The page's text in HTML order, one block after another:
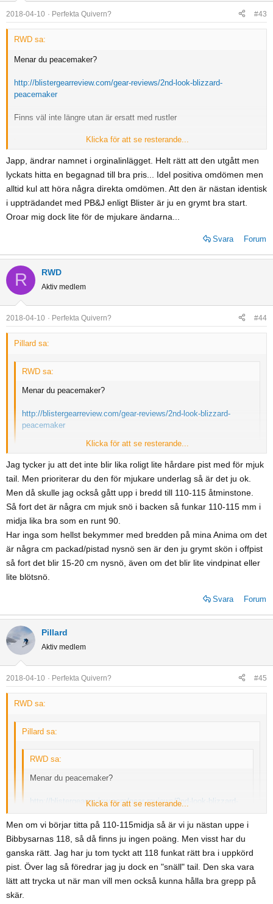
2018-04-10 Perfekta Quivern? #43
RWD sa:
Menar du peacemaker?
http://blistergearreview.com/gear-reviews/2nd-look-blizzard-
peacemaker
Finns väl inte längre utan är ersatt med rustler
Pillard sa:
Vad tror ni, Blizzard Peacekeeper som alltiallo med Bibbyn kvar
som komplement om det vankas rejäla dump och på sikt kanske
en pistskida för svenska förhållanden? Nån som provat
Peacekeepern?
Klicka för att se resterande...
Klicka för att se resterande...
Japp, ändrar namnet i orginalinlägget. Helt rätt att den utgått men
lyckats hitta en begagnad till bra pris... Idel positiva omdömen men
alltid kul att höra några direkta omdömen. Att den är nästan identisk
i uppträdandet med PB&J enligt Blister är ju en grymt bra start.
Oroar mig dock lite för de mjukare ändarna...
Svara Forum
R RWD
Aktiv medlem
2018-04-10 Perfekta Quivern? #44
Pillard sa:
RWD sa:
Menar du peacemaker?
http://blistergearreview.com/gear-reviews/2nd-look-blizzard-
peacemaker
Finns väl inte längre utan är ersatt med rustler
Pillard sa:
Vad tror ni, Blizzard Peacekeeper som alltiallo med Bibbyn
kvar som komplement om det vankas rejäla dump och på
sikt kanske en pistskida för svenska förhållanden? Nån som
provat Peacekeepern?Klicka för att se resterande...
Klicka för att se resterande...
Japp, ändrar namnet i orginalinlägget. Helt rätt att den utgått men
lyckats hitta en begagnad till bra pris... Idel positiva omdömen men
alltid kul att höra några direkta omdömen. Att den är nästan identisk i
uppträdandet med PB&J enligt Blister är ju en grymt bra start. Oroar
mig dock lite för de mjukare ändarna...
Klicka för att se resterande...
Jag tycker ju att det inte blir lika roligt lite hårdare pist med för mjuk
tail. Men prioriterar du den för mjukare underlag så är det ju ok.
Men då skulle jag också gått upp i bredd till 110-115 åtminstone.
Så fort det är några cm mjuk snö i backen så funkar 110-115 mm i
midja lika bra som en runt 90.
Har inga som hellst bekymmer med bredden på mina Anima om det
är några cm packad/pistad nysnö sen är den ju grymt skön i offpist
så fort det blir 15-20 cm nysnö, även om det blir lite vindpinat eller
lite blötsnö.
Svara Forum
Pillard
Aktiv medlem
2018-04-10 Perfekta Quivern? #45
RWD sa:
Pillard sa:
RWD sa:
Menar du peacemaker?
http://blistergearreview.com/gear-reviews/2nd-look-blizzard-
peacemaker
Finns väl inte längre utan är ersatt med rustler
Klicka för att se resterande...
Japp, ändrar namnet i orginalinlägget. Helt rätt att den utgått men
lyckats hitta en begagnad till bra pris... Idel positiva omdömen
men alltid kul att höra några direkta omdömen. Att den är nästan
Klicka för att se resterande...
Jag tycker ju att det inte blir lika roligt lite hårdare pist med för mjuk
tail. Men prioriterar du den för mjukare underlag så är det ju ok. Men
då skulle jag också gått upp i bredd till 110-115 åtminstone.
Så fort det är några cm mjuk snö i backen så funkar 110-115 mm i
midja lika bra som en runt 90.
Klicka för att se resterande...
Men om vi börjar titta på 110-115midja så är vi ju nästan uppe i
Bibbysarnas 118, så då finns ju ingen poäng. Men visst har du
ganska rätt. Jag har ju tom tyckt att 118 funkat rätt bra i uppkörd
pist. Över lag så föredrar jag ju dock en "snäll" tail. Den ska vara
lätt att trycka ut när man vill men också kunna hålla bra grepp på
skär.